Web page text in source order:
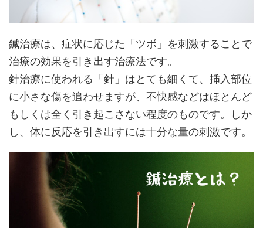
鍼治療は、症状に応じた「ツボ」を刺激することで
治療の効果を引き出す治療法です。
針治療に使われる「針」はとても細くて、挿入部位
に小さな傷を追わせますが、不快感などはほとんど
もしくは全く引き起こさない程度のものです。しか
し、体に反応を引き出すには十分な量の刺激です。